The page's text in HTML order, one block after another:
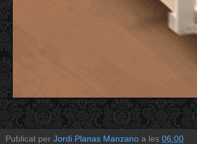
Publicat per Jordi Planas Manzano a les 06:00